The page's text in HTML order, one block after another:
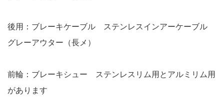
後用：ブレーキケーブル ステンレスインアーケーブル
グレーアウター（長メ）
前輪：ブレーキシュー ステンレスリム用とアルミリム用
があります